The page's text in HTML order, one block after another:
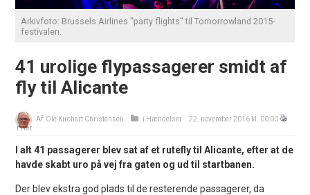
Arkivfoto: Brussels Airlines "party flights" til Tomorrowland 2015-
festivalen.
41 urolige flypassagerer smidt af
fly til Alicante
Af: Ole Kirchert Christensen i Hændelser
22. november 2016 kl. 00:00
Print
I alt 41 passagerer blev sat af et rutefly til Alicante, efter at de
havde skabt uro på vej fra gaten og ud til startbanen.
Der blev ekstra god plads til de resterende passagerer, da